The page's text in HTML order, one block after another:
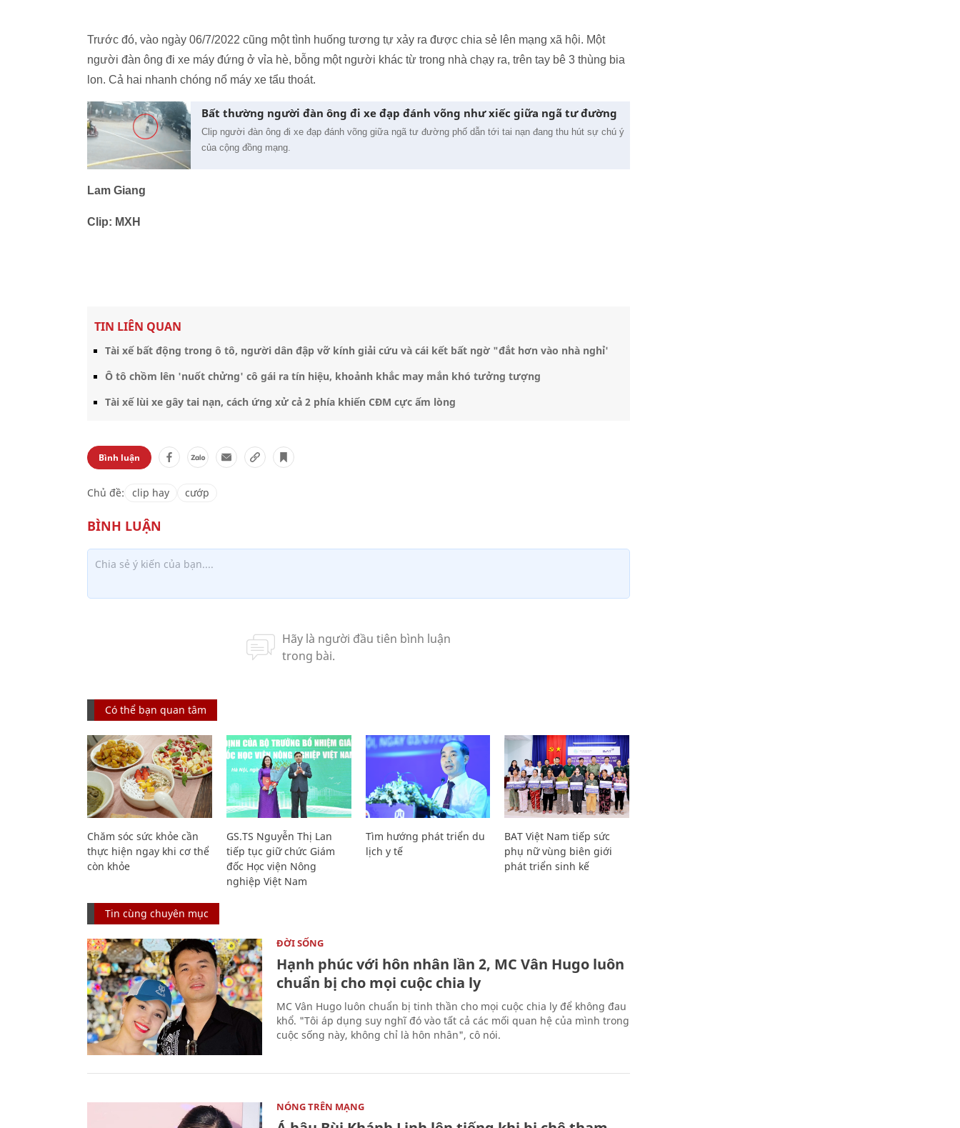
Trước đó, vào ngày 06/7/2022 cũng một tình huống tương tự xảy ra được chia sẻ lên mạng xã hội. Một
người đàn ông đi xe máy đứng ở vỉa hè, bỗng một người khác từ trong nhà chạy ra, trên tay bê 3 thùng bia
lon. Cả hai nhanh chóng nổ máy xe tẩu thoát.
Bất thường người đàn ông đi xe đạp đánh võng như xiếc giữa ngã tư đường
Clip người đàn ông đi xe đạp đánh võng giữa ngã tư đường phố dẫn tới tai nạn đang thu hút sự chú ý
của cộng đồng mạng.
Lam Giang
Clip: MXH
TIN LIÊN QUAN
Tài xế bất động trong ô tô, người dân đập vỡ kính giải cứu và cái kết bất ngờ "đắt hơn vào nhà nghỉ'
Ô tô chồm lên 'nuốt chửng' cô gái ra tín hiệu, khoảnh khắc may mắn khó tưởng tượng
Tài xế lùi xe gây tai nạn, cách ứng xử cả 2 phía khiến CĐM cực ấm lòng
Bình luận
Chủ đề: clip hay cướp
Có thể bạn quan tâm
Chăm sóc sức khỏe cần
thực hiện ngay khi cơ thể
còn khỏe
GS.TS Nguyễn Thị Lan
tiếp tục giữ chức Giám
đốc Học viện Nông
nghiệp Việt Nam
Tìm hướng phát triển du
lịch y tế
BAT Việt Nam tiếp sức
phụ nữ vùng biên giới
phát triển sinh kế
Tin cùng chuyên mục
ĐỜI SỐNG
Hạnh phúc với hôn nhân lần 2, MC Vân Hugo luôn
chuẩn bị cho mọi cuộc chia ly
MC Vân Hugo luôn chuẩn bị tinh thần cho mọi cuộc chia ly để không đau
khổ. "Tôi áp dụng suy nghĩ đó vào tất cả các mối quan hệ của mình trong
cuộc sống này, không chỉ là hôn nhân", cô nói.
NÓNG TRÊN MẠNG